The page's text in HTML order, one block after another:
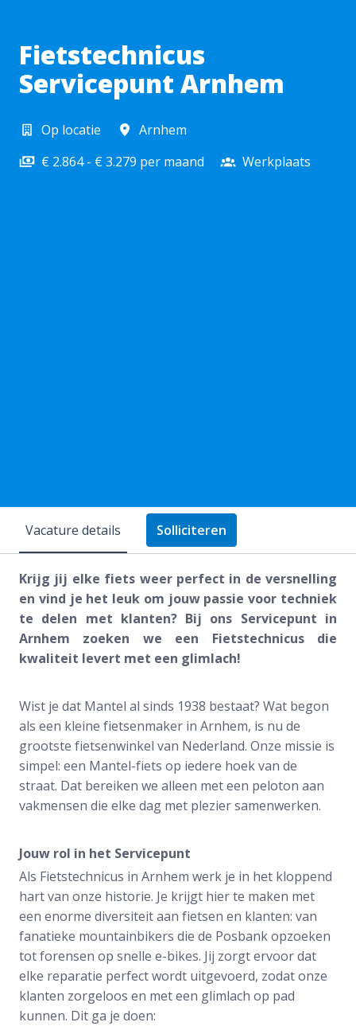
Fietstechnicus
Servicepunt Arnhem
Op locatie
Arnhem
€ 2.864 - € 3.279 per maand
Werkplaats
Vacature details Solliciteren
Krijg jij elke fiets weer perfect in de versnelling
en vind je het leuk om jouw passie voor techniek
te delen met klanten? Bij ons Servicepunt in
Arnhem zoeken we een Fietstechnicus die
kwaliteit levert met een glimlach!
Wist je dat Mantel al sinds 1938 bestaat? Wat begon
als een kleine fietsenmaker in Arnhem, is nu de
grootste fietsenwinkel van Nederland. Onze missie is
simpel: een Mantel-fiets op iedere hoek van de
straat. Dat bereiken we alleen met een peloton aan
vakmensen die elke dag met plezier samenwerken.
Jouw rol in het Servicepunt
Als Fietstechnicus in Arnhem werk je in het kloppend
hart van onze historie. Je krijgt hier te maken met
een enorme diversiteit aan fietsen en klanten: van
fanatieke mountainbikers die de Posbank opzoeken
tot forensen op snelle e-bikes. Jij zorgt ervoor dat
elke reparatie perfect wordt uitgevoerd, zodat onze
klanten zorgeloos en met een glimlach op pad
kunnen. Dit ga je doen: